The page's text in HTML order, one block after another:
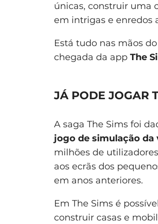
únicas, construir uma
em intrigas e enredos
Está tudo nas mãos
chegada da app The
JÁ PODE JOGAR
A saga The Sims foi
jogo de simulação da
milhões de
aos ecrãs dos
em anos anteriores.
Em The Sims é
construir casas e